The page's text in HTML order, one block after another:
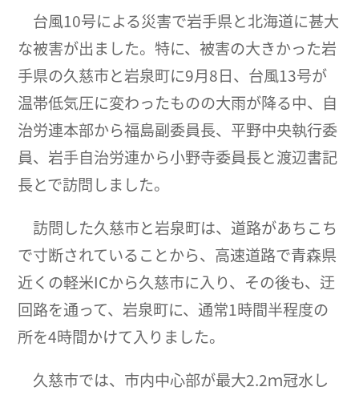
台風10号による災害で岩手県と北海道に甚大
な被害が出ました。特に、被害の大きかった岩
手県の久慈市と岩泉町に9月8日、台風13号が
温帯低気圧に変わったものの大雨が降る中、自
治労連本部から福島副委員長、平野中央執行委
員、岩手自治労連から小野寺委員長と渡辺書記
長とで訪問しました。
訪問した久慈市と岩泉町は、道路があちこち
で寸断されていることから、高速道路で青森県
近くの軽米ICから久慈市に入り、その後も、迂
回路を通って、岩泉町に、通常1時間半程度の
所を4時間かけて入りました。
久慈市では、市内中心部が最大2.2ｍ冠水し